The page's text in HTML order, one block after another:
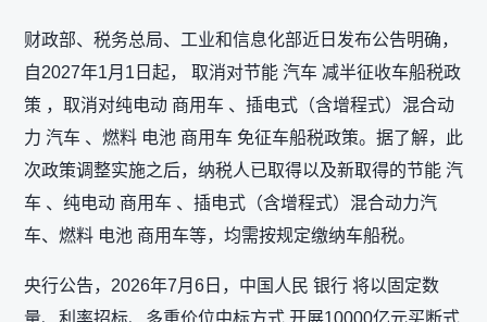
财政部、税务总局、工业和信息化部近日发布公告明确，
自2027年1月1日起， 取消对节能 汽车 减半征收车船税政
策 ，取消对纯电动 商用车 、插电式（含增程式）混合动
力 汽车 、燃料 电池 商用车 免征车船税政策。据了解，此
次政策调整实施之后，纳税人已取得以及新取得的节能 汽
车 、纯电动 商用车 、插电式（含增程式）混合动力汽
车、燃料 电池 商用车等，均需按规定缴纳车船税。
央行公告，2026年7月6日，中国人民 银行 将以固定数
量、利率招标、多重价位中标方式 开展10000亿元买断式